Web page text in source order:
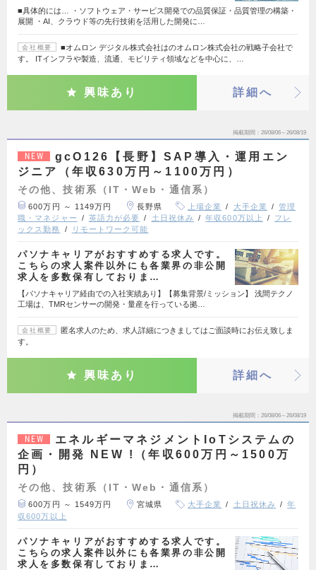
■具体的には… ・ソフトウェア・サービス開発での品質保証・品質管理の構築・
展開 ・AI、クラウド等の先行技術を活用した開発に…
会社概要
■オムロン デジタル株式会社はのオムロン株式会社の戦略子会社で
す。 ITインフラや製造、流通、モビリティ領域などを中心に、…
興味あり 詳細へ
掲載期間 26/08/06～26/08/19
NEW
gcO126【長野】SAP導入・運用エン
ジニア（年収630万円～1100万円）
その他、技術系（IT・Web・通信系）
600万円 ～ 1149万円 長野県 上場企業 大手企業
管理
職・マネジャー
英語力が必要 土日祝休み 年収600万以上
フレ
ックス勤務
リモートワーク可能
パソナキャリアがおすすめする求人です。
こちらの求人案件以外にも各業界の非公開
求人を多数保有しておりま…
【パソナキャリア経由での入社実績あり】【募集背景/ミッション】 浅間テクノ
工場は、TMRセンサーの開発・量産を行っている拠…
会社概要
匿名求人のため、求人詳細につきましてはご面談時にお伝え致しま
す。
興味あり 詳細へ
掲載期間 26/08/06～26/08/19
NEW
エネルギーマネジメントIoTシステムの
企画・開発 NEW !（年収600万円～1500万
円）
その他、技術系（IT・Web・通信系）
600万円 ～ 1549万円 宮城県 大手企業 土日祝休み
年
収600万以上
パソナキャリアがおすすめする求人です。
こちらの求人案件以外にも各業界の非公開
求人を多数保有しておりま…